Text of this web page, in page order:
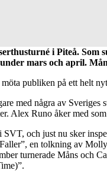
i Piteå.
mars och april.
publiken på ett helt
med några av
Alex Runo åker med
och just nu sker
en tolkning av
turnerade Måns